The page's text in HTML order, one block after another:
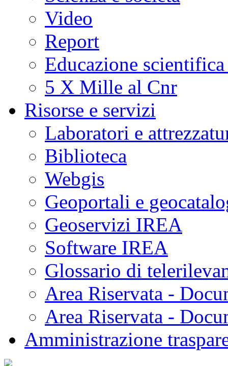
Video
Report
Educazione
5 X Mille al Cnr
Risorse e servizi
Laboratori e
Biblioteca
Webgis
Geoportali e
Geoservizi IREA
Software IREA
Glossario di
Area Riservata -
Area Riservata -
Amministrazione